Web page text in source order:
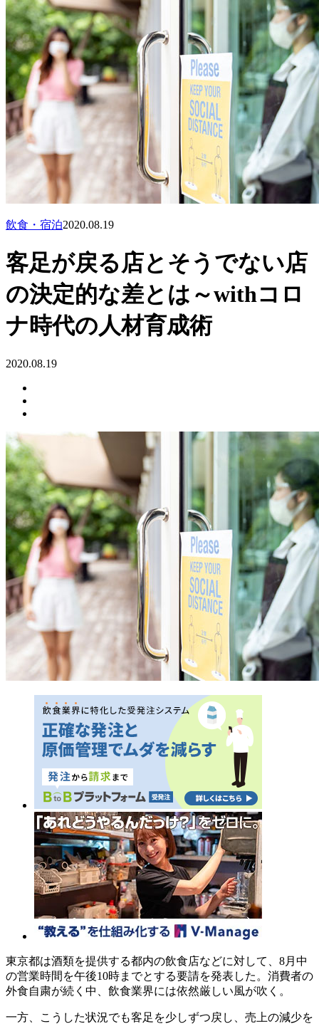
飲食・宿泊2020.08.19
客足が戻る店とそうでない店
の決定的な差とは～withコロ
ナ時代の人材育成術
2020.08.19
東京都は酒類を提供する都内の飲食店などに対して、8月中
の営業時間を午後10時までとする要請を発表した。消費者の
外食自粛が続く中、飲食業界には依然厳しい風が吹く。
一方、こうした状況でも客足を少しずつ戻し、売上の減少を